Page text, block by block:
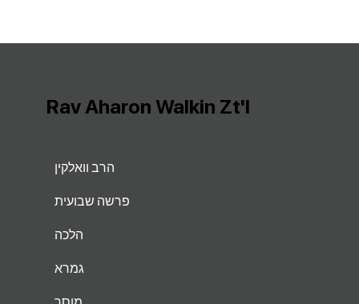
הרב וואלקין
פרשה שבועית
הלכה
גמרא
Rav Aharon Walkin Zt'l